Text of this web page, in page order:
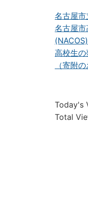
名古屋
名古屋
(NACOS)
高校生
（寄附
Today's
Total